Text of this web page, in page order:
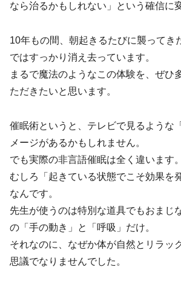
なら治るかもしれない」という確信に
10年もの間、朝起きるたびに襲ってき
ではすっかり消え去っています。
まるで魔法のようなこの体験を、ぜひ
ただきたいと思います。
催眠術というと、テレビで見るような
メージがあるかもしれません。
でも実際の非言語催眠は全く違います。
むしろ「起きている状態でこそ効果を
なんです。
先生が使うのは特別な道具でもおまじ
の「手の動き」と「呼吸」だけ。
それなのに、なぜか体が自然とリラッ
思議でなりませんでした。